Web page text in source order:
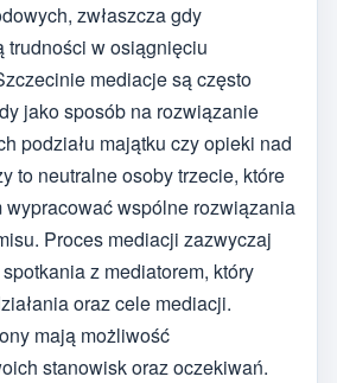
zwłaszcza gdy
trudności w osiągnięciu
mediacje są często
jako sposób na rozwiązanie
podziału majątku czy opieki nad
to neutralne osoby trzecie, które
wypracować wspólne rozwiązania
Proces mediacji zazwyczaj
z mediatorem, który
oraz cele mediacji.
mają możliwość
stanowisk oraz oczekiwań.